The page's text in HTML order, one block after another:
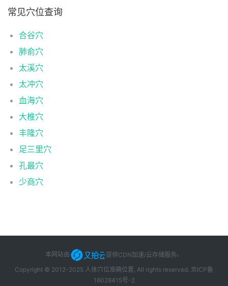
常见穴位查询
合谷穴
肺俞穴
太溪穴
太冲穴
血海穴
大椎穴
丰隆穴
足三里穴
孔最穴
少商穴
本网站由 提供CDN加速/云存储服务。
Copyright © 2012-2025 人体穴位准确位置, All rights reserved. 京ICP备
16028415号-2